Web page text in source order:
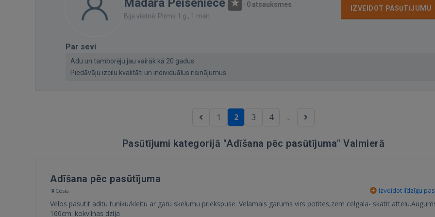
Madara Peiseniece · 0 atsauksmes
Bija vietnē: Pirms 1 g., 1 mēn.
IZVEIDOT PASŪTĪJUMU
Par sevi
Adu un tamborēju jau vairāk kā 20 gadus.
Piedāvāju izcilu kvalitāti un individuālus risinājumus.
1 2 3 4 ...
Pasūtījumi kategorijā "Adīšana pēc pasūtījuma" Valmierā
Adīšana pēc pasūtījuma
Cēsis Izveidot līdzīgu
Velos pasutit aditu tuniku/kleitu ar garu skelumu priekspuse. Velamais garums virs potites,zem celgala- skatit
160cm. kokvilnas dzija